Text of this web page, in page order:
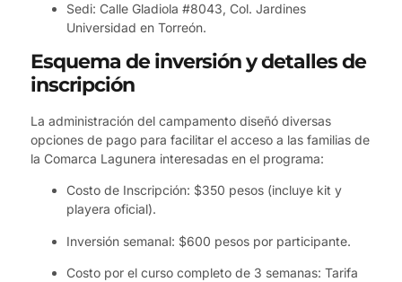
Sedi: Calle Gladiola #8043, Col. Jardines
Universidad en Torreón.
Esquema de inversión y detalles de
inscripción
La administración del campamento diseñó diversas
opciones de pago para facilitar el acceso a las familias de
la Comarca Lagunera interesadas en el programa:
Costo de Inscripción: $350 pesos (incluye kit y
playera oficial).
Inversión semanal: $600 pesos por participante.
Costo por el curso completo de 3 semanas: Tarifa